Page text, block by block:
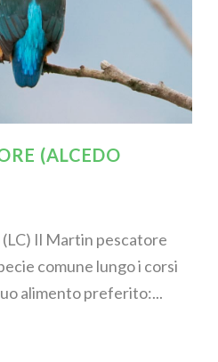
(ALCEDO
Il Martin pescatore
comune lungo i corsi
alimento preferito:...